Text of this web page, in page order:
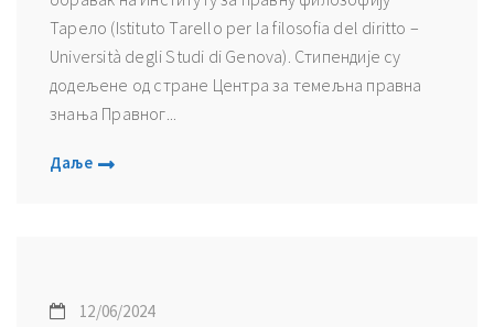
Тарело (Istituto Tarello per la filosofia del diritto –
Università degli Studi di Genova). Стипендије су
додељене од стране Центра за темељна правна
знања Правног...
Даље
12/06/2024